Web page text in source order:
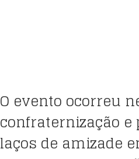
O evento ocorreu
confraternização
laços de amizade